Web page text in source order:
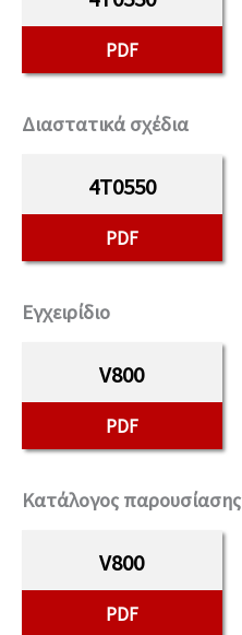
PDF
Διαστατικά σχέδια
4T0550
PDF
Εγχειρίδιο
V800
PDF
Κατάλογος παρουσίασης
V800
PDF